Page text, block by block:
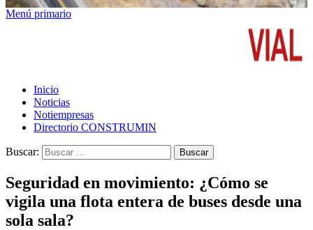
Menú primario
Inicio
Noticias
Notiempresas
Directorio CONSTRUMIN
Buscar:
Seguridad en movimiento: ¿Cómo se
vigila una flota entera de buses desde una
sola sala?